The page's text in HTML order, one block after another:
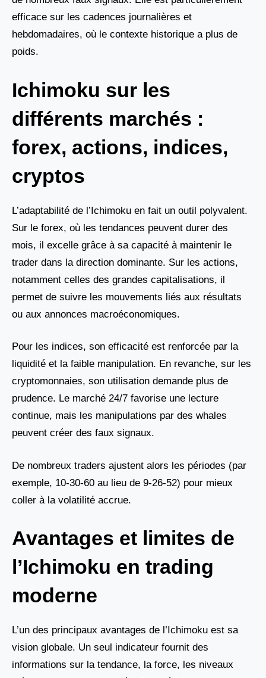
efficace sur les cadences journalières et
hebdomadaires, où le contexte historique a plus de
poids.
Ichimoku sur les
différents marchés :
forex, actions, indices,
cryptos
L’adaptabilité de l’Ichimoku en fait un outil polyvalent.
Sur le forex, où les tendances peuvent durer des
mois, il excelle grâce à sa capacité à maintenir le
trader dans la direction dominante. Sur les actions,
notamment celles des grandes capitalisations, il
permet de suivre les mouvements liés aux résultats
ou aux annonces macroéconomiques.
Pour les indices, son efficacité est renforcée par la
liquidité et la faible manipulation. En revanche, sur les
cryptomonnaies, son utilisation demande plus de
prudence. Le marché 24/7 favorise une lecture
continue, mais les manipulations par des whales
peuvent créer des faux signaux.
De nombreux traders ajustent alors les périodes (par
exemple, 10-30-60 au lieu de 9-26-52) pour mieux
coller à la volatilité accrue.
Avantages et limites de
l’Ichimoku en trading
moderne
L’un des principaux avantages de l’Ichimoku est sa
vision globale. Un seul indicateur fournit des
informations sur la tendance, la force, les niveaux